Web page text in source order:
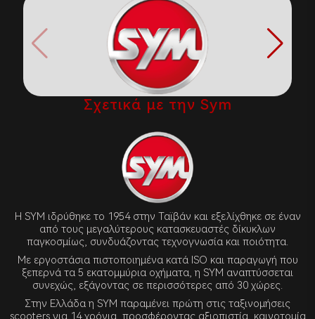
Σχετικά με την Sym
Η SYM ιδρύθηκε το 1954 στην Ταϊβάν και εξελίχθηκε σε έναν
από τους μεγαλύτερους κατασκευαστές δίκυκλων
παγκοσμίως, συνδυάζοντας τεχνογνωσία και ποιότητα.
Με εργοστάσια πιστοποιημένα κατά ISO και παραγωγή που
ξεπερνά τα 5 εκατομμύρια οχήματα, η SYM αναπτύσσεται
συνεχώς, εξάγοντας σε περισσότερες από 30 χώρες.
Στην Ελλάδα η SYM παραμένει πρώτη στις ταξινομήσεις
scooters για 14 χρόνια, προσφέροντας αξιοπιστία, καινοτομία